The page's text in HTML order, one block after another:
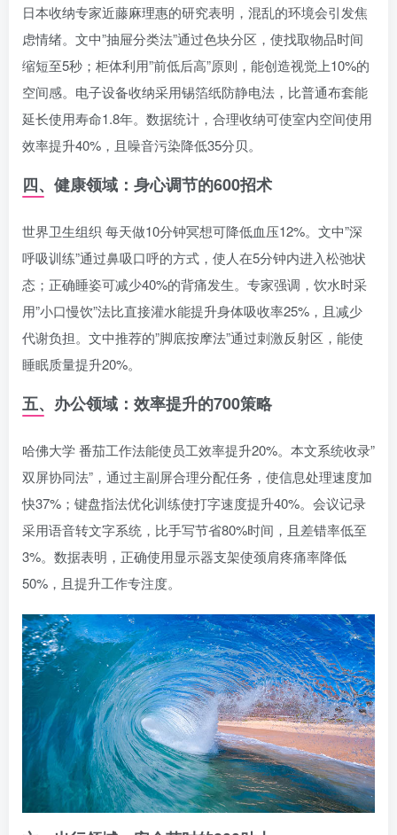
日本收纳专家近藤麻理惠的研究表明，混乱的环境会引发焦
虑情绪。文中”抽屉分类法”通过色块分区，使找取物品时间
缩短至5秒；柜体利用”前低后高”原则，能创造视觉上10%的
空间感。电子设备收纳采用锡箔纸防静电法，比普通布套能
延长使用寿命1.8年。数据统计，合理收纳可使室内空间使用
效率提升40%，且噪音污染降低35分贝。
四、健康领域：身心调节的600招术
世界卫生组织 每天做10分钟冥想可降低血压12%。文中”深
呼吸训练”通过鼻吸口呼的方式，使人在5分钟内进入松弛状
态；正确睡姿可减少40%的背痛发生。专家强调，饮水时采
用”小口慢饮”法比直接灌水能提升身体吸收率25%，且减少
代谢负担。文中推荐的”脚底按摩法”通过刺激反射区，能使
睡眠质量提升20%。
五、办公领域：效率提升的700策略
哈佛大学 番茄工作法能使员工效率提升20%。本文系统收录”
双屏协同法”，通过主副屏合理分配任务，使信息处理速度加
快37%；键盘指法优化训练使打字速度提升40%。会议记录
采用语音转文字系统，比手写节省80%时间，且差错率低至
3%。数据表明，正确使用显示器支架使颈肩疼痛率降低
50%，且提升工作专注度。